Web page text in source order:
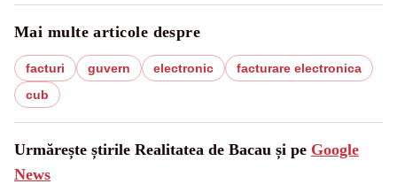
Mai multe articole despre
facturi guvern electronic
facturare electronica
cub
Urmărește știrile Realitatea de Bacau și pe Google
News